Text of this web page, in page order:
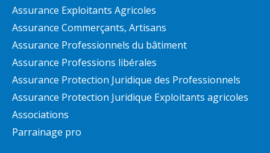
Assurance Exploitants Agricoles
Assurance Commerçants, Artisans
Assurance Professionnels du bâtiment
Assurance Professions libérales
Assurance Protection Juridique des Professionnels
Assurance Protection Juridique Exploitants agricoles
Associations
Parrainage pro